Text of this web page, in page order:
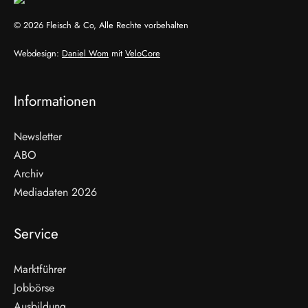
© 2026 Fleisch & Co, Alle Rechte vorbehalten
Webdesign: Daniel Wom mit VeloCore
Informationen
Newsletter
ABO
Archiv
Mediadaten 2026
Service
Marktführer
Jobbörse